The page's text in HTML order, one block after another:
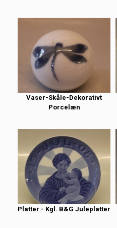
Vaser-Skåle-Dekorativt
Porcelæn
Platter - Kgl. B&G Juleplatter